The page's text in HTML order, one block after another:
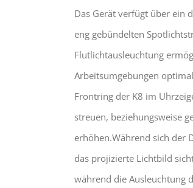
Das Gerät verfügt über ein
eng gebündelten
Flutlichtausleuchtung
Arbeitsumgebungen
Frontring der K8 im
streuen, beziehungsweise
erhöhen.Während sich der
das projizierte Lichtbild
während die Ausleuchtung